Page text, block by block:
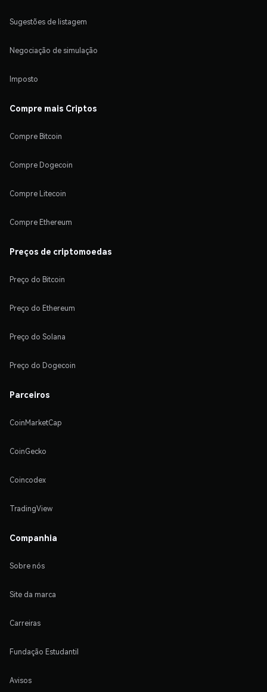
Sugestões de listagem
Negociação de simulação
Imposto
Compre mais Criptos
Compre Bitcoin
Compre Dogecoin
Compre Litecoin
Compre Ethereum
Preços de criptomoedas
Preço do Bitcoin
Preço do Ethereum
Preço do Solana
Preço do Dogecoin
Parceiros
CoinMarketCap
CoinGecko
Coincodex
TradingView
Companhia
Sobre nós
Site da marca
Carreiras
Fundação Estudantil
Avisos